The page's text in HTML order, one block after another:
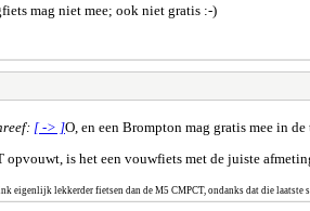
mag niet mee; ook niet gratis :-)
[ -> ]O, en een Brompton mag gratis mee in
is het een vouwfiets met de juiste
lekkerder fietsen dan de M5 CMPCT, ondanks dat die laatste